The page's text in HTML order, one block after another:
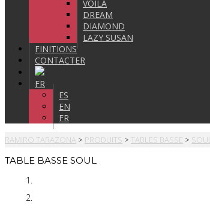
VOILA
DREAM
DIAMOND
LAZY SUSAN
FINITIONS
CONTACTER
FR
ES
EN
FR
RAMIRO TARAZONA > PRODUITS > TABLES BASSE > SOUL
TABLE BASSE SOUL